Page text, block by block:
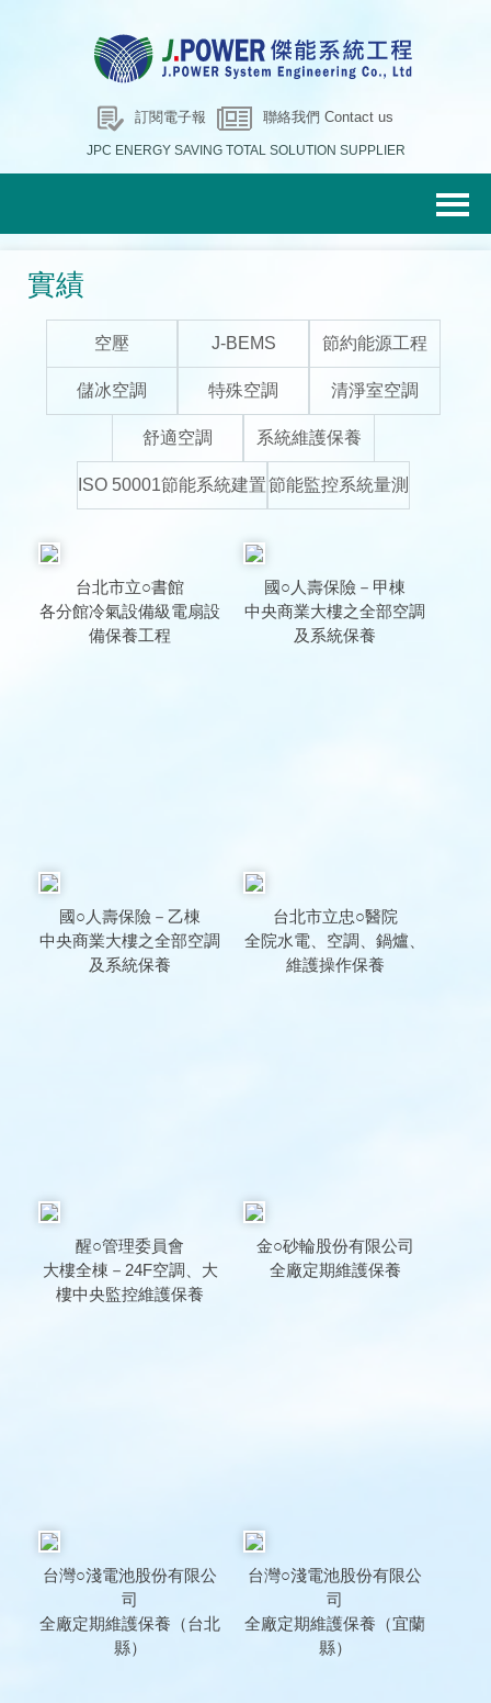
訂閱電子報 聯絡我們 Contact us
JPC ENERGY SAVING TOTAL SOLUTION SUPPLIER
實績
空壓 J-BEMS 節約能源工程
儲冰空調 特殊空調 清淨室空調
舒適空調 系統維護保養
ISO 50001節能系統建置節能監控系統量測
台北市立○書館
各分館冷氣設備級電扇設
備保養工程
國○人壽保險－甲棟
中央商業大樓之全部空調
及系統保養
國○人壽保險－乙棟
中央商業大樓之全部空調
及系統保養
台北市立忠○醫院
全院水電、空調、鍋爐、
維護操作保養
醒○管理委員會
大樓全棟－24F空調、大
樓中央監控維護保養
金○砂輪股份有限公司
全廠定期維護保養
台灣○淺電池股份有限公
司
全廠定期維護保養（台北
縣）
台灣○淺電池股份有限公
司
全廠定期維護保養（宜蘭
縣）